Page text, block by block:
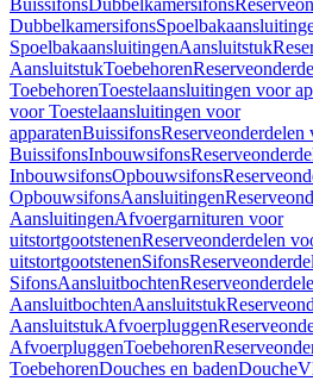
BuissifonsDubbelkamersifons
Dubbelkamersifons
SpoelbakaansluitingenAansluitstuk
AansluitstukToebehoren
ToebehorenToestelaansluitingen voor
voor Toestelaansluitingen voor
apparatenBuissifonsReserveonderdelen
BuissifonsInbouwsifons
InbouwsifonsOpbouwsifons
OpbouwsifonsAansluitingen
AansluitingenAfvoergarnituren voor
uitstortgootstenenReserveonderdelen
uitstortgootstenenSifons
SifonsAansluitbochten
AansluitbochtenAansluitstuk
AansluitstukAfvoerpluggen
AfvoerpluggenToebehoren
ToebehorenDouches en badenDouche